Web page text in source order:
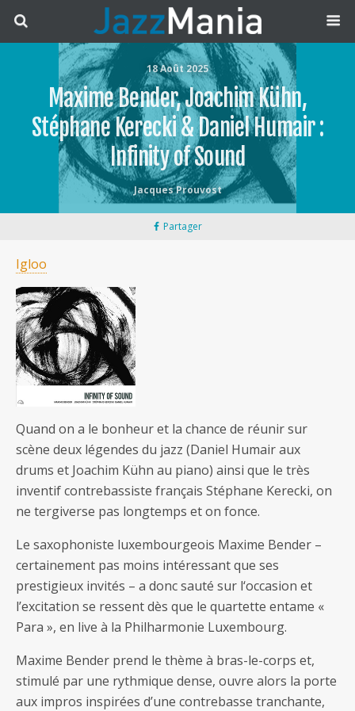
18 Août 2025
Maxime Bender, Joachim Kühn,
Stéphane Kerecki & Daniel Humair :
Infinity of Sound
Jacques Prouvost
Partager
Igloo
Quand on a le bonheur et la chance de réunir sur
scène deux légendes du jazz (Daniel Humair aux
drums et Joachim Kühn au piano) ainsi que le très
inventif contrebassiste français Stéphane Kerecki, on
ne tergiverse pas longtemps et on fonce.
Le saxophoniste luxembourgeois Maxime Bender –
certainement pas moins intéressant que ses
prestigieux invités – a donc sauté sur l‘occasion et
l’excitation se ressent dès que le quartette entame «
Para », en live à la Philharmonie Luxembourg.
Maxime Bender prend le thème à bras-le-corps et,
stimulé par une rythmique dense, ouvre alors la porte
aux impros inspirées d’une contrebasse tranchante,